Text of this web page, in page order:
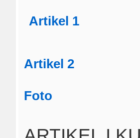
Artikel 1
Artikel 2
Foto